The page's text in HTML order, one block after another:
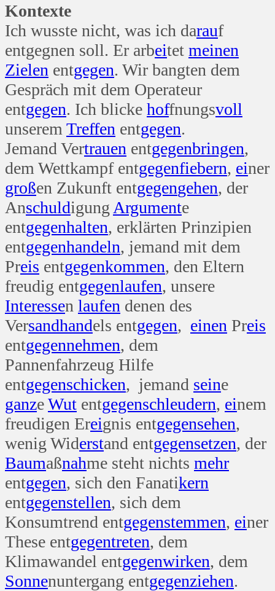
Kontexte
Ich wusste nicht, was ich darauf
entgegnen soll. Er arbeitet meinen
Zielen entgegen. Wir bangten dem
Gespräch mit dem Operateur
entgegen. Ich blicke hoffnungsvoll
unserem Treffen entgegen.
Jemand Vertrauen entgegenbringen,
dem Wettkampf entgegenfiebern, einer
großen Zukunft entgegengehen, der
Anschuldigung Argumente
entgegenhalten, erklärten Prinzipien
entgegenhandeln, jemand mit dem
Preis entgegenkommen, den Eltern
freudig entgegenlaufen, unsere
Interessen laufen denen des
Versandhandels entgegen, einen Preis
entgegennehmen, dem
Pannenfahrzeug Hilfe
entgegenschicken, jemand seine
ganzeWut entgegenschleudern, einem
freudigen Ereignis entgegensehen,
wenig Widerstand entgegensetzen, der
Baumaßnahme steht nichts mehr
entgegen, sich den Fanatikern
entgegenstellen, sich dem
Konsumtrend entgegenstemmen, einer
These entgegentreten, dem
Klimawandel entgegenwirken, dem
Sonnenuntergang entgegenziehen.